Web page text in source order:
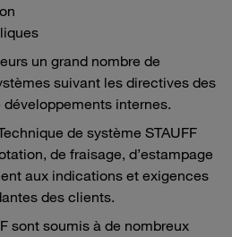
un grand nombre de
suivant les directives des
internes.
de système STAUFF
de fraisage, d’estampage
aux indications et exigences
des clients.
sont soumis à de nombreux